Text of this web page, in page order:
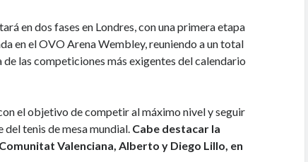
en dos fases en Londres, con una primera etapa
en el OVO Arena Wembley, reuniendo a un total
de las competiciones más exigentes del calendario
el objetivo de competir al máximo nivel y seguir
tenis de mesa mundial. Cabe destacar la
Valenciana, Alberto y Diego Lillo, en